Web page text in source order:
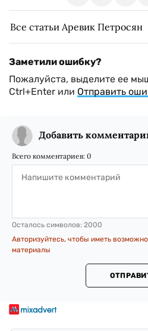
Все статьи Аревик Петросян
Заметили ошибку?
Пожалуйста, выделите ее
Ctrl+Enter или Отправить
Добавить
Всего комментариев: 0
Осталось символов: 2000
Авторизуйтесь, чтобы иметь
материалы